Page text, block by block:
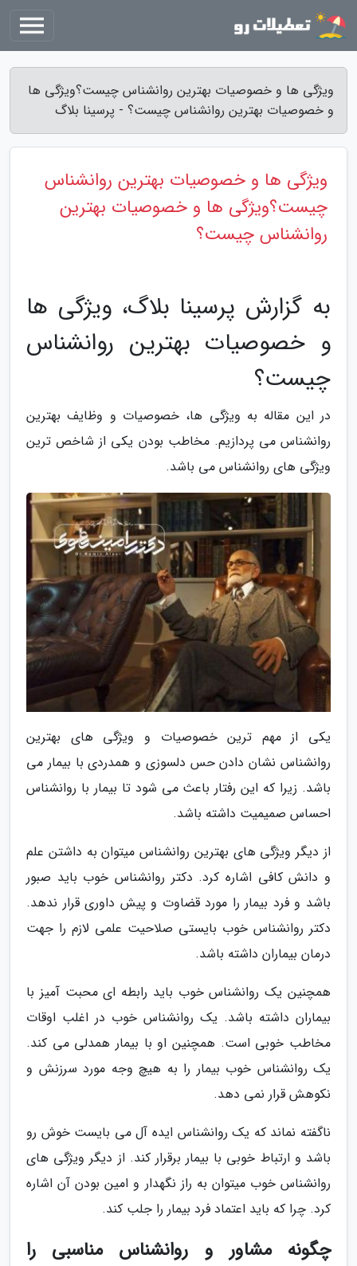
ویژگی ها و خصوصیات بهترین روانشناس چیست؟ویژگی ها
و خصوصیات بهترین روانشناس چیست؟ - پرسینا بلاگ
ویژگی ها و خصوصیات بهترین روانشناس
چیست؟ویژگی ها و خصوصیات بهترین
روانشناس چیست؟
به گزارش پرسینا بلاگ، ویژگی ها
و خصوصیات بهترین روانشناس
چیست؟
در این مقاله به ویژگی ها، خصوصیات و وظایف بهترین
روانشناس می پردازیم. مخاطب بودن یکی از شاخص ترین
ویژگی های روانشناس می باشد.
یکی از مهم ترین خصوصیات و ویژگی های بهترین
روانشناس نشان دادن حس دلسوزی و همدردی با بیمار می
باشد. زیرا که این رفتار باعث می شود تا بیمار با روانشناس
احساس صمیمیت داشته باشد.
از دیگر ویژگی های بهترین روانشناس میتوان به داشتن علم
و دانش کافی اشاره کرد. دکتر روانشناس خوب باید صبور
باشد و فرد بیمار را مورد قضاوت و پیش داوری قرار ندهد.
دکتر روانشناس خوب بایستی صلاحیت علمی لازم را جهت
درمان بیماران داشته باشد.
همچنین یک روانشناس خوب باید رابطه ای محبت آمیز با
بیماران داشته باشد. یک روانشناس خوب در اغلب اوقات
مخاطب خوبی است. همچنین او با بیمار همدلی می کند.
یک روانشناس خوب بیمار را به هیچ وجه مورد سرزنش و
نکوهش قرار نمی دهد.
ناگفته نماند که یک روانشناس ایده آل می بایست خوش رو
باشد و ارتباط خوبی با بیمار برقرار کند. از دیگر ویژگی های
روانشناس خوب میتوان به راز نگهدار و امین بودن آن اشاره
کرد. چرا که باید اعتماد فرد بیمار را جلب کند.
چگونه مشاور و روانشناس مناسبی را